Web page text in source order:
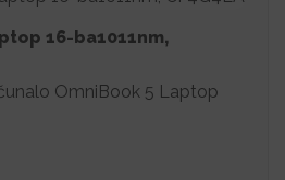
16-ba1011nm,
OmniBook 5 Laptop